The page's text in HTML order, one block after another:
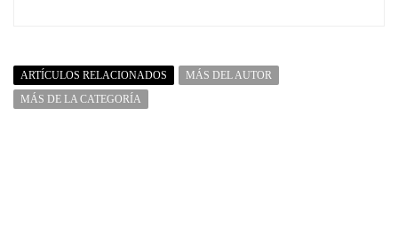
ARTÍCULOS RELACIONADOS
MÁS DEL AUTOR
MÁS DE LA CATEGORÍA